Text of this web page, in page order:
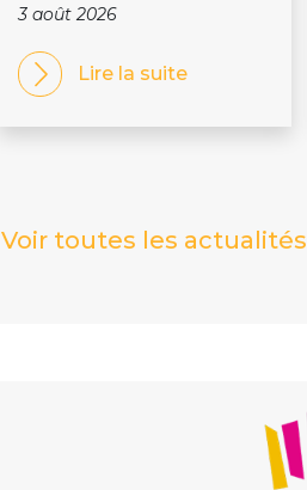
3 août 2026
Lire la suite
Voir toutes les actualités